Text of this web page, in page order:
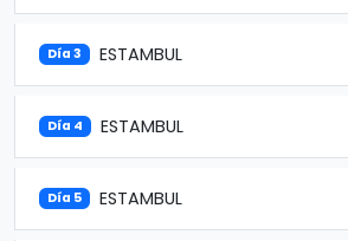
Día 3 ESTAMBUL
Día 4 ESTAMBUL
Día 5 ESTAMBUL